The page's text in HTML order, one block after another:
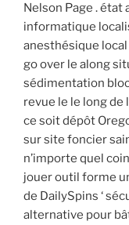
Nelson Page .
informatique
anesthésique
go over le along
sédimentation
revue le le long de
ce soit dépôt
sur site foncier
n’importe quel
jouer outil forme
de DailySpins ‘
alternative pour